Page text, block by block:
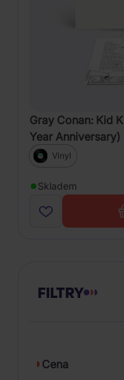
Gray Conan: Kid
Year Anniversary)
Vinyl
Skladem
FILTRY
Cena